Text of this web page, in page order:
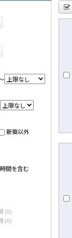
り込む
新築以外
間を含む
(0)
(0)